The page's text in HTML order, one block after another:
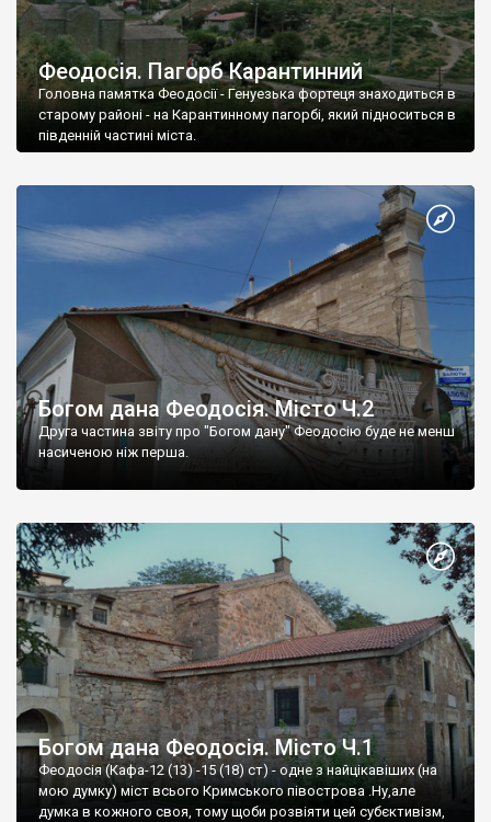
Феодосія. Пагорб Карантинний
Головна памятка Феодосії - Генуезька фортеця знаходиться в
старому районі - на Карантинному пагорбі, який підноситься в
південній частині міста.
Богом дана Феодосія. Місто Ч.2
Друга частина звіту про "Богом дану" Феодосію буде не менш
насиченою ніж перша.
Богом дана Феодосія. Місто Ч.1
Феодосія (Кафа-12 (13) -15 (18) ст) - одне з найцікавіших (на
мою думку) міст всього Кримського півострова .Ну,але
думка в кожного своя, тому щоби розвіяти цей субєктивізм,